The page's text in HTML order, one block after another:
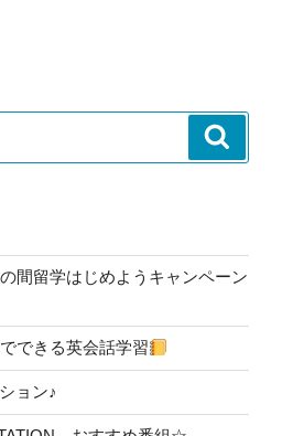
間留学はじめようキャンペーン
できる英会話学習
ョン♪